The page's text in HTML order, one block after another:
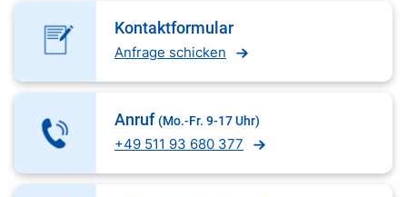
Kontaktformular
Anfrage schicken
Anruf (Mo.-Fr. 9-17 Uhr)
+49 511 93 680 377